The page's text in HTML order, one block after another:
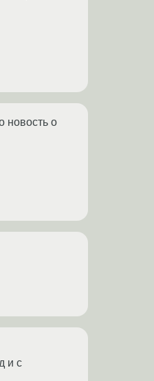
новость о
и с